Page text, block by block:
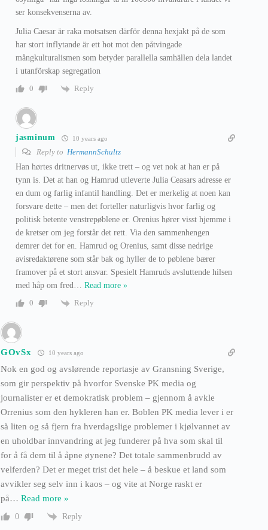
ser konsekvenserna av.
Julia Caesar är raka motsatsen därför denna hexjakt på de som
har stort inflytande är ett hot mot den påtvingade
mångkulturalismen som betyder parallella samhällen dela landet
i utanförskap segregation
0
Reply
jasminum 10 years ago
Reply to HermannSchultz
Han hørtes dritnervøs ut, ikke trett – og vet nok at han er på
tynn is. Det at han og Hamrud utleverte Julia Ceasars adresse er
en dum og farlig infantil handling. Det er merkelig at noen kan
forsvare dette – men det forteller naturligvis hvor farlig og
politisk betente venstrepøblene er. Orenius hører visst hjemme i
de kretser om jeg forstår det rett. Via den sammenhengen
demrer det for en. Hamrud og Orenius, samt disse nedrige
avisredaktørene som står bak og hyller de to pøblene bærer
framover på et stort ansvar. Spesielt Hamruds avsluttende hilsen
med håp om fred
Read more »
0
Reply
GOvSx 10 years ago
Nok en god og avslørende reportasje av Gransning Sverige,
som gir perspektiv på hvorfor Svenske PK media og
journalister er et demokratisk problem – gjennom å avkle
Orrenius som den hykleren han er. Boblen PK media lever i er
så liten og så fjern fra hverdagslige problemer i kjølvannet av
en uholdbar innvandring at jeg funderer på hva som skal til
for å få dem til å åpne øynene? Det totale sammenbrudd av
velferden? Det er meget trist det hele – å beskue et land som
avvikler seg selv inn i kaos – og vite at Norge raskt er
på… Read more »
0 Reply